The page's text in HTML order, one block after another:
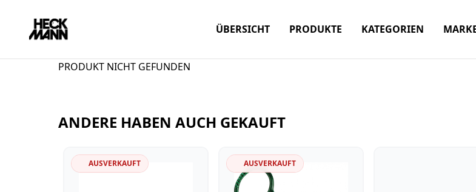
ÜBERSICHT PRODUKTE KATEGORIEN
PRODUKT NICHT GEFUNDEN
ANDERE HABEN AUCH GEKAUFT
AUSVERKAUFT AUSVERKAUFT